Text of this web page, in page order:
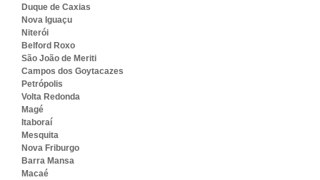
Duque de Caxias
Nova Iguaçu
Niterói
Belford Roxo
São João de Meriti
Campos dos Goytacazes
Petrópolis
Volta Redonda
Magé
Itaboraí
Mesquita
Nova Friburgo
Barra Mansa
Macaé